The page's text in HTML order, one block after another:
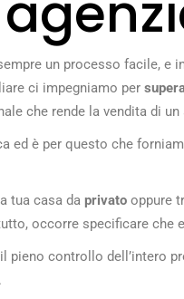
un processo facile, e
ci impegniamo per
che rende la vendita di
ed è per questo che
tua casa da privato oppure
occorre specificare che
pieno controllo dell’intero